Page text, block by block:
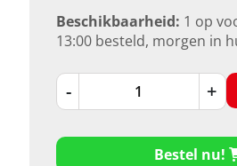
Beschikbaarheid: 1 op
13:00 besteld, morgen in
- +
Bestel nu!